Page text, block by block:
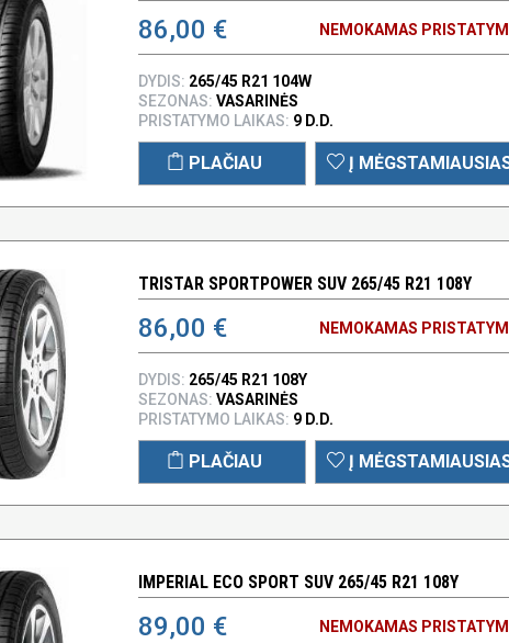
86,00 € NEMOKAMAS
DYDIS: 265/45 R21 104W
SEZONAS: VASARINĖS
PRISTATYMO LAIKAS: 9 D.D.
PLAČIAU Į
TRISTAR SPORTPOWER SUV 265/45 R21 108Y
86,00 € NEMOKAMAS
DYDIS: 265/45 R21 108Y
SEZONAS: VASARINĖS
PRISTATYMO LAIKAS: 9 D.D.
PLAČIAU Į
IMPERIAL ECO SPORT SUV 265/45 R21 108Y
89,00 € NEMOKAMAS